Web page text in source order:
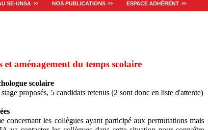
SE-UNSA NOS PUBLICATIONS ESPACE ADHÉRENT
aménagement du temps scolaire
scolaire
proposés, 5 candidats retenus (2 sont donc en liste d'attente)
concernant les collègues ayant participé aux permutations mais